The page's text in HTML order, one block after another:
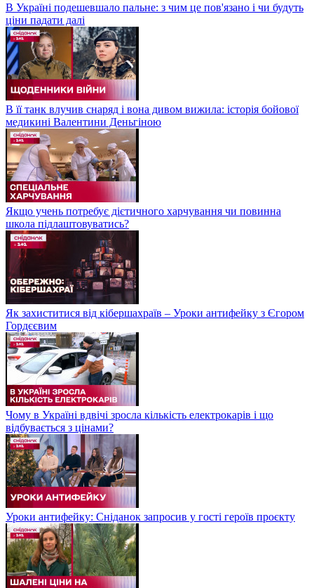
В Україні подешевшало пальне: з чим це пов'язано і чи будуть
ціни падати далі
В її танк влучив снаряд і вона дивом вижила: історія бойової
медикині Валентини Деньгіною
Якщо учень потребує дієтичного харчування чи повинна
школа підлаштовуватись?
Як захиститися від кібершахраїв – Уроки антифейку з Єгором
Гордєєвим
Чому в Україні вдвічі зросла кількість електрокарів і що
відбувається з цінами?
Уроки антифейку: Сніданок запросив у гості героїв проєкту